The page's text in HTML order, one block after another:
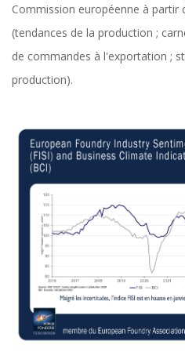
Commission européenne à partir
(tendances de la production ;
de commandes à l'exportation ;
production).